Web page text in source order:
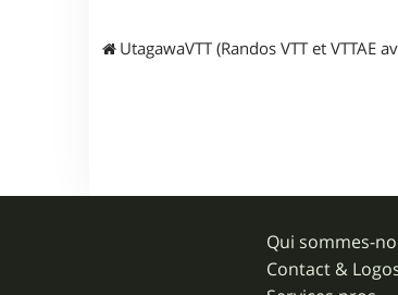
UtagawaVTT (Randos VTT et VTTAE
Qui sommes-
Contact &